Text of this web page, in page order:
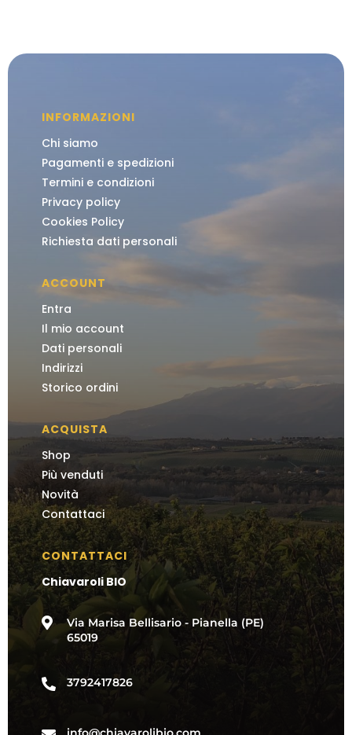
INFORMAZIONI
Chi siamo
Pagamenti e spedizioni
Termini e condizioni
Privacy policy
Cookies Policy
Richiesta dati personali
ACCOUNT
Entra
Il mio account
Dati personali
Indirizzi
Storico ordini
ACQUISTA
Shop
Più venduti
Novità
Contattaci
CONTATTACI
Chiavaroli BIO

Via Marisa Bellisario - Pianella (PE)
65019
 3792417826